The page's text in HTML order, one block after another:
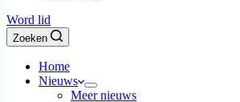
Word lid
Zoeken
Home
Nieuws
Meer nieuws